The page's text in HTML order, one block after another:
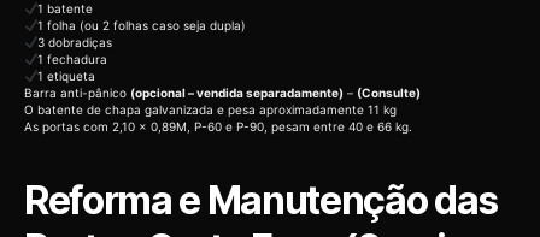
1 batente
1 folha (ou 2 folhas caso seja dupla)
3 dobradiças
1 fechadura
1 etiqueta
Barra anti-pânico (opcional – vendida separadamente) – (Consulte)
O batente de chapa galvanizada e pesa aproximadamente 11 kg
As portas com 2,10 x 0,89M, P-60 e P-90, pesam entre 40 e 66 kg.
Reforma e Manutenção das